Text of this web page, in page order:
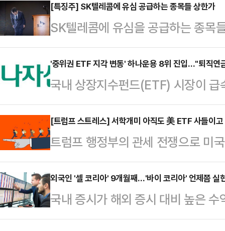
승하고 있다.28일 한국거래소에
은 전 거래일 대비 4.41%(2550
은 시간 KT와 LG유플러스는 각
3.14%(360원) 상승한 1만1840원
고로 가입자 유심 정보가 탈취된
[특징주] SK텔레콤에 유심 공급하는 종목들 상한가
SK텔레콤에 유심을 공급하는 종목
SK텔레콤이 해킹으로 가입자 유심
해 보상안을 내놓았기 때문이다.
12분 현재 엑스큐어는 전 거래일
5010원에 거래되고 있다. 유비벨
았다.이는 SK텔레콤이 이날부터
데 유심 물량이 부족하자 관련 업체
SK텔레콤은 …
'중위권 ETF 지각 변동' 하나운용 8위 진입…"퇴직연
국내 상장지수펀드(ETF) 시장이
치열한 가운데 ETF 후발주자인 하
며 존재감을 드러내고 있다.22일
ETF 시장 점유율은 지난 17일 기
2023년 4월부터 줄곧 9위에 머물
용(1조6837억원)을 제치고 8위로
하나금융그룹에 100% 편입된 뒤
신 등을 통해 …
[트럼프 스트레스] 서학개미 아직도 美 ETF 사들이고
트럼프 행정부의 관세 전쟁으로 미
지만 미국에 투자하는 이른바 ‘서학
(ETF) 순매수 행진은 여전히 계속
면 최근 한 달 동안 개인 투자자들
들였다. 이는 개인 투자자 순매수 2
외국인 '셀 코리아' 9개월째…'바이 코리아' 언제쯤 실
국내 증시가 해외 증시 대비 높은
바 '셀 코리아'는 9개월째 계속되고